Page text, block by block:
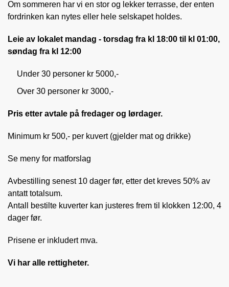
Om sommeren har vi en stor og lekker terrasse, der enten
fordrinken kan nytes eller hele selskapet holdes.
Leie av lokalet mandag - torsdag fra kl 18:00 til kl 01:00,
søndag fra kl 12:00
Under 30 personer kr 5000,-
Over 30 personer kr 3000,-
Pris etter avtale på fredager og lørdager.
Minimum kr 500,- per kuvert (gjelder mat og drikke)
Se meny for matforslag
Avbestilling senest 10 dager før, etter det kreves 50% av
antatt totalsum.
Antall bestilte kuverter kan justeres frem til klokken 12:00, 4
dager før.
Prisene er inkludert mva.
Vi har alle rettigheter.